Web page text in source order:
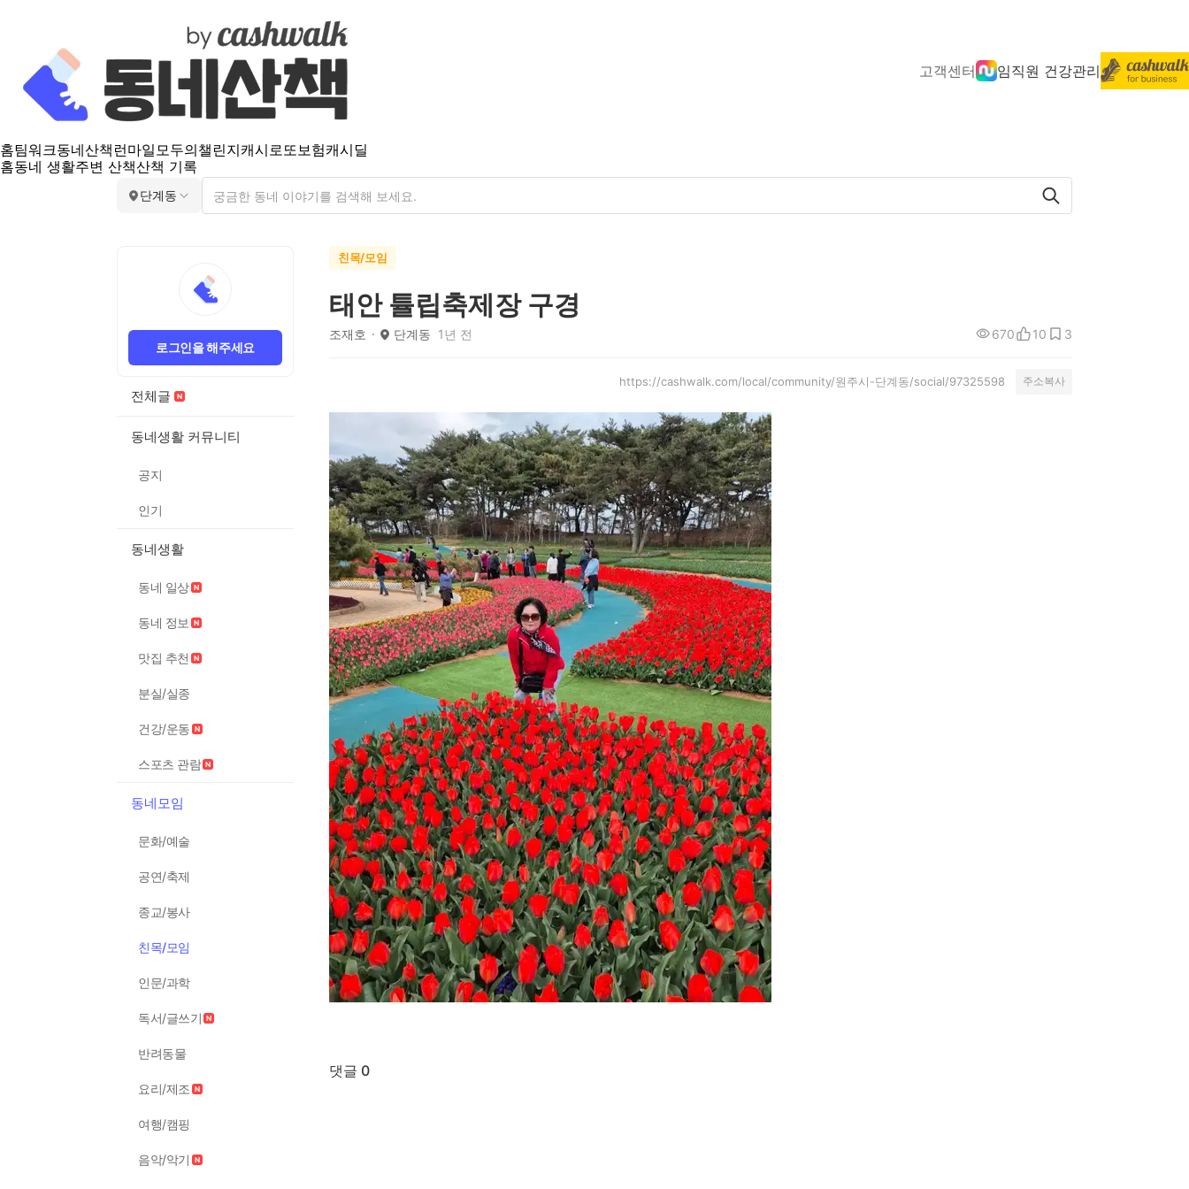
고객센터 임직원 건강관리
홈팀워크동네산책 런마일모두의챌린지캐시로또보험캐시딜
홈동네 생활주변 산책산책 기록
단계동
로그인을 해주세요
전체글
동네생활 커뮤니티
공지
인기
동네생활
동네 일상
동네 정보
맛집 추천
분실/실종
건강/운동
스포츠 관람
동네모임
문화/예술
공연/축제
종교/봉사
친목/모임
인문/과학
독서/글쓰기
반려동물
요리/제조
여행/캠핑
음악/악기
친목/모임
태안 튤립축제장 구경
조재호 단계동 1년 전 670 10 3
https://cashwalk.com/local/community/원주시-단계동/social/97325598 주소복사
댓글 0